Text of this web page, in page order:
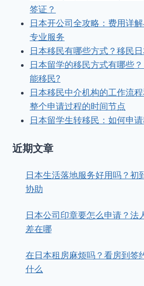
签证？
日本开公司全攻略：费用详
专业服务
日本移民有哪些方式？移民
日本留学的移民方式有哪些
能移民?
日本移民中介机构的工作流
整个申请过程的时间节点
日本留学生转移民：如何申
近期文章
日本生活落地服务好用吗？初
协助
日本公司印章要怎么申请？法
差在哪
在日本租房麻烦吗？看房到签
什么